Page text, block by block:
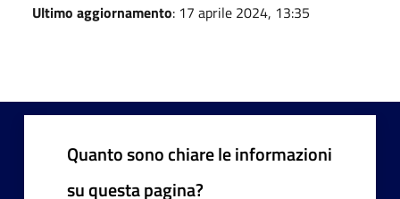
Ultimo aggiornamento: 17 aprile 2024, 13:35
Quanto sono chiare le informazioni
su questa pagina?